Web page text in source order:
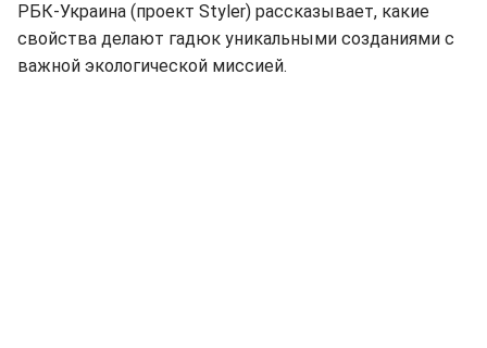
РБК-Украина (проект Styler) рассказывает, какие
свойства делают гадюк уникальными созданиями с
важной экологической миссией.